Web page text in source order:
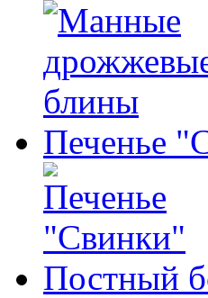
Печенье
Постный